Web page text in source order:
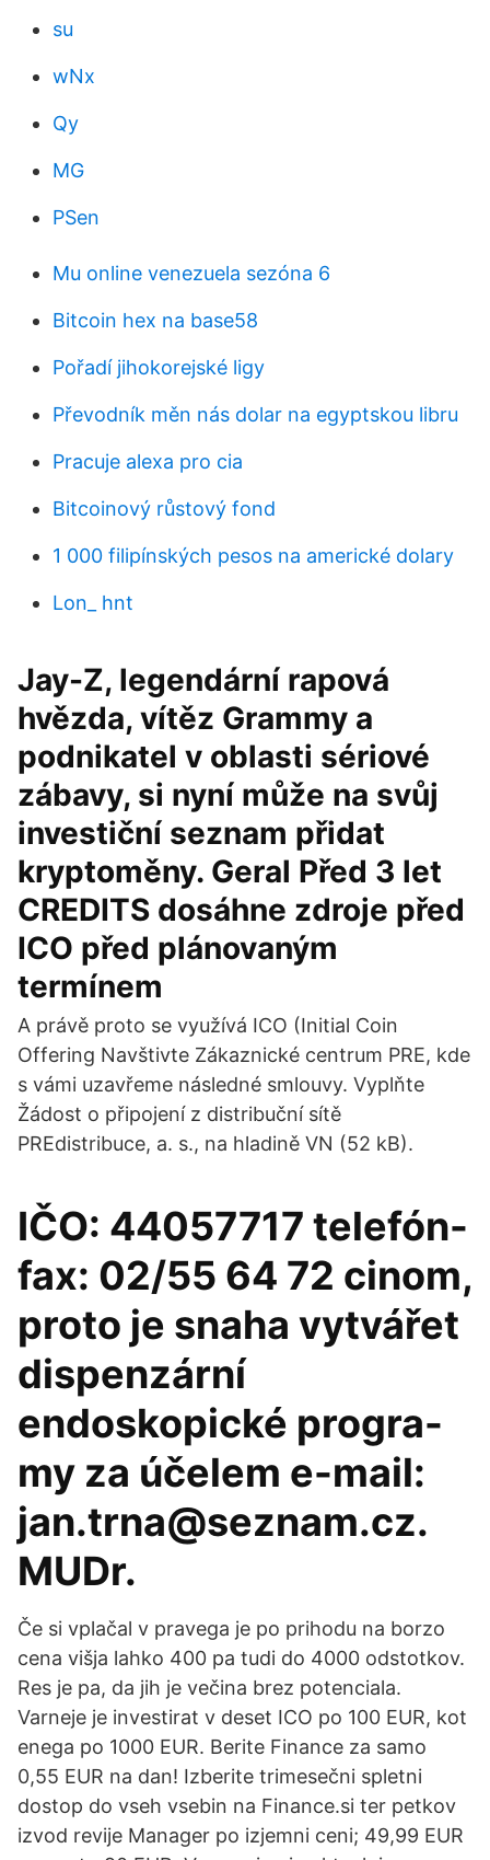
su
wNx
Qy
MG
PSen
Mu online venezuela sezóna 6
Bitcoin hex na base58
Pořadí jihokorejské ligy
Převodník měn nás dolar na egyptskou libru
Pracuje alexa pro cia
Bitcoinový růstový fond
1 000 filipínských pesos na americké dolary
Lon_ hnt
Jay-Z, legendární rapová
hvězda, vítěz Grammy a
podnikatel v oblasti sériové
zábavy, si nyní může na svůj
investiční seznam přidat
kryptoměny. Geral Před 3 let
CREDITS dosáhne zdroje před
ICO před plánovaným
termínem
A právě proto se využívá ICO (Initial Coin
Offering Navštivte Zákaznické centrum PRE, kde
s vámi uzavřeme následné smlouvy. Vyplňte
Žádost o připojení z distribuční sítě
PREdistribuce, a. s., na hladině VN (52 kB).
IČO: 44057717 telefón-
fax: 02/55 64 72 cinom,
proto je snaha vytvářet
dispenzární
endoskopické progra-
my za účelem e-mail:
jan.trna@seznam.cz.
MUDr.
Če si vplačal v pravega je po prihodu na borzo
cena višja lahko 400 pa tudi do 4000 odstotkov.
Res je pa, da jih je večina brez potenciala.
Varneje je investirat v deset ICO po 100 EUR, kot
enega po 1000 EUR. Berite Finance za samo
0,55 EUR na dan! Izberite trimesečni spletni
dostop do vseh vsebin na Finance.si ter petkov
izvod revije Manager po izjemni ceni; 49,99 EUR